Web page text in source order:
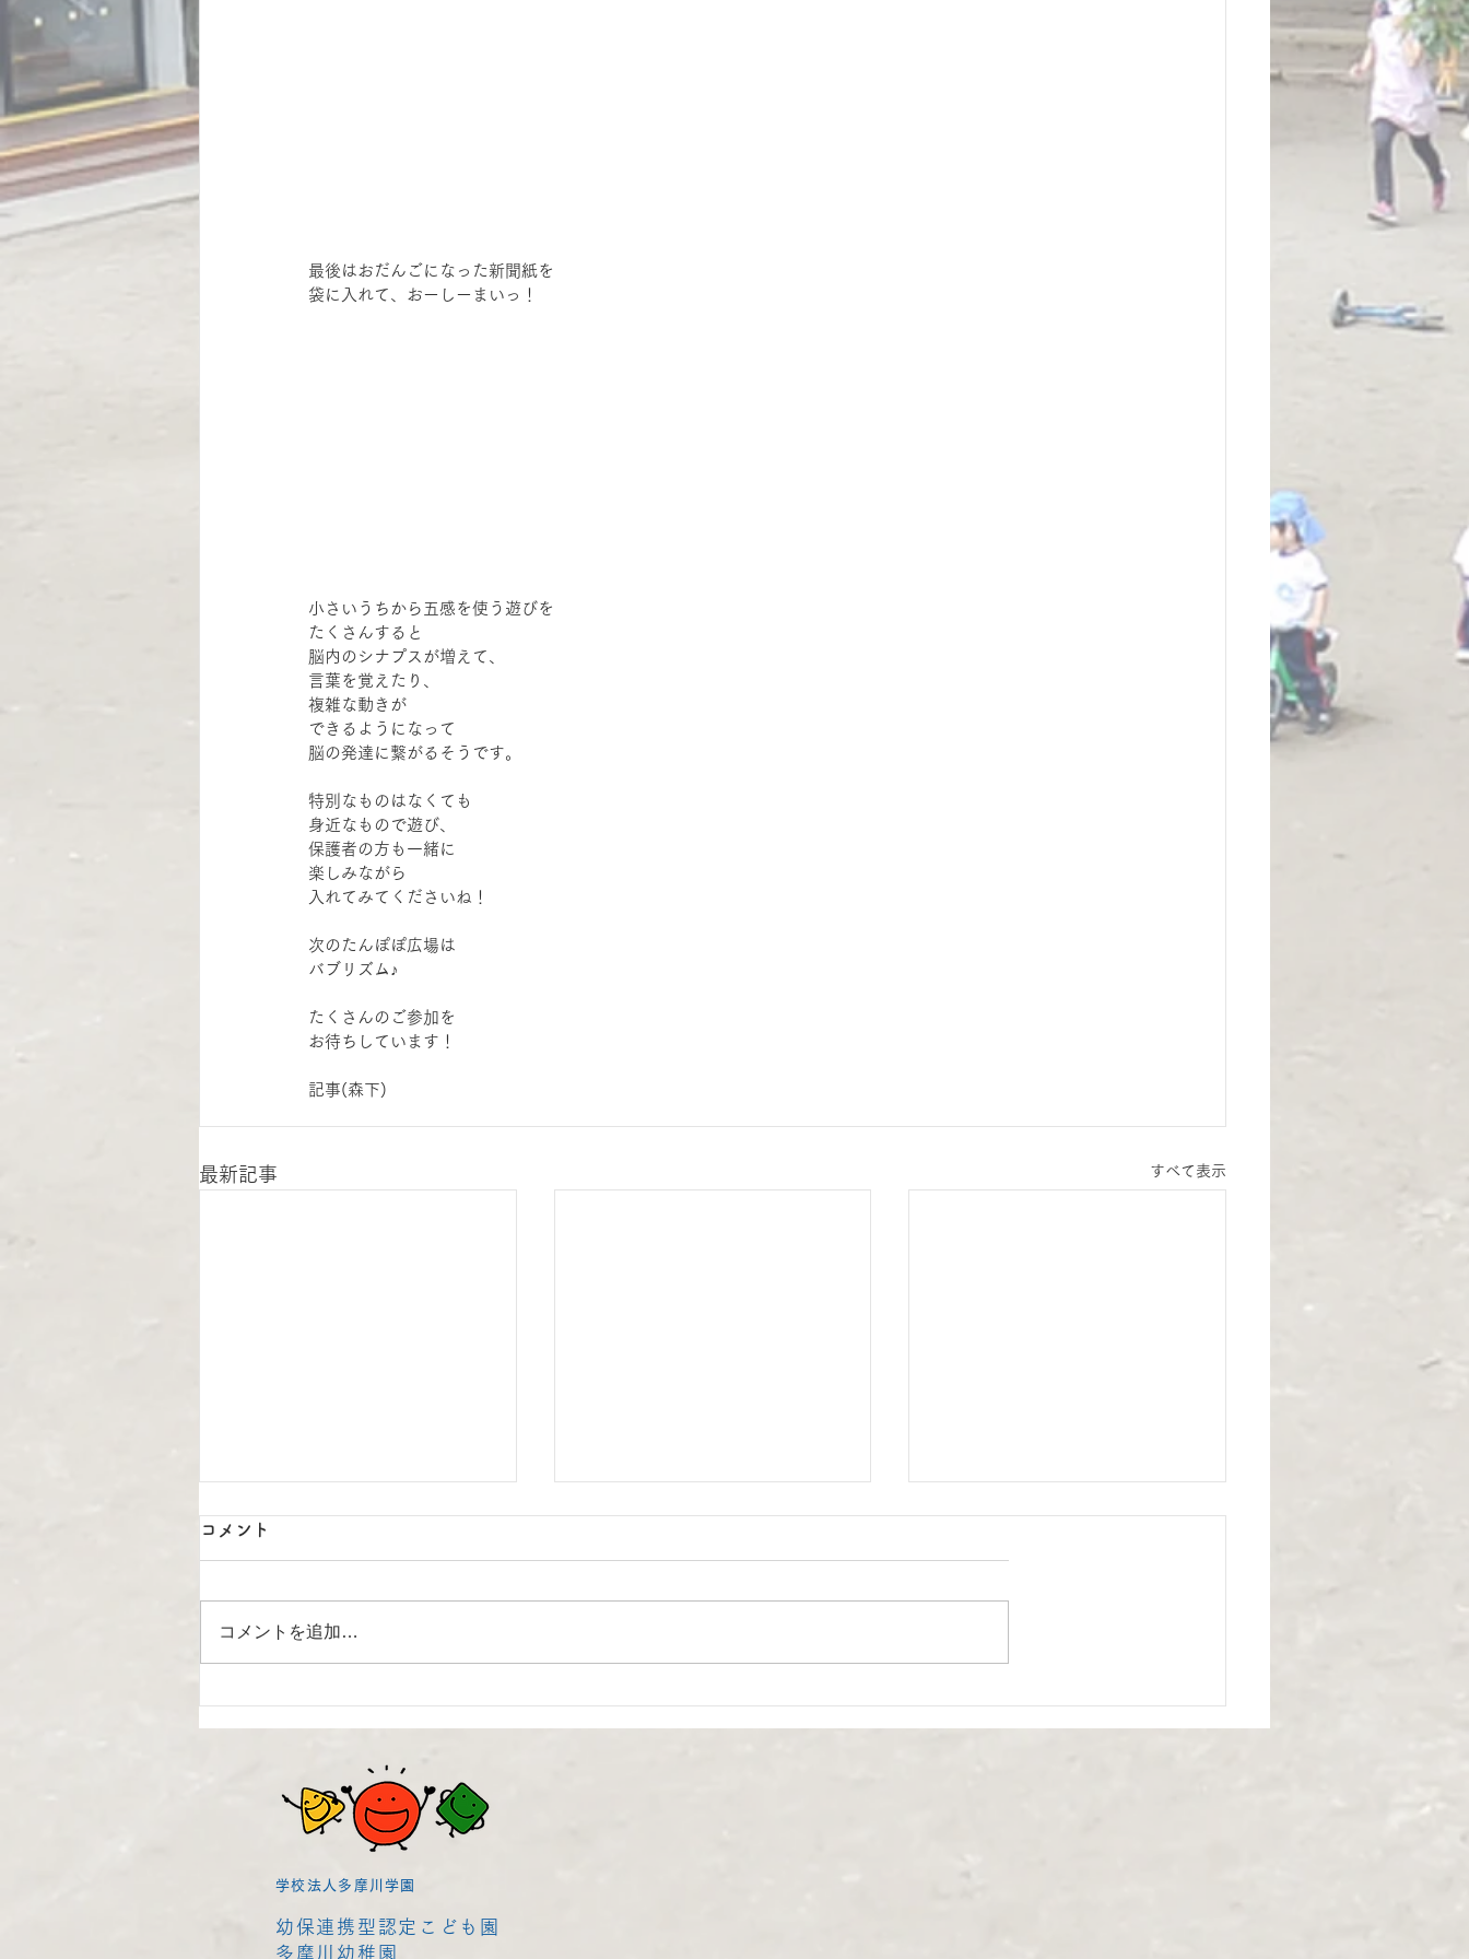
最後はおだんごになった新聞紙を
袋に入れて、おーしーまいっ！
小さいうちから五感を使う遊びを
たくさんすると
脳内のシナプスが増えて、
言葉を覚えたり、
複雑な動きが
できるようになって
脳の発達に繋がるそうです。
特別なものはなくても
身近なもので遊び、
保護者の方も一緒に
楽しみながら
入れてみてくださいね！
次のたんぽぽ広場は
バブリズム♪
たくさんのご参加を
お待ちしています！
記事(森下)
最新記事 すべて表示
コメント
コメントを追加…
学校法人多摩川学園
幼保連携型認定こども園
多摩川幼稚園